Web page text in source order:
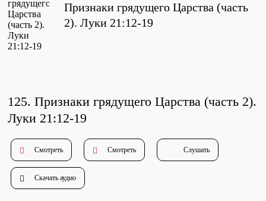
стих за стихом
Актуальные конспекты проповедей
Тематические проповеди
Признаки грядущего Царства (часть
2). Луки 21:12-19
125. Признаки грядущего Царства (часть 2).
Луки 21:12-19
Смотреть Смотреть Слушать
Скачать аудио